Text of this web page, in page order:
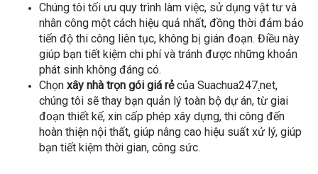
Chúng tôi tối ưu quy trình làm việc, sử dụng vật tư và
nhân công một cách hiệu quả nhất, đồng thời đảm bảo
tiến độ thi công liên tục, không bị gián đoạn. Điều này
giúp bạn tiết kiệm chi phí và tránh được những khoản
phát sinh không đáng có.
Chọn xây nhà trọn gói giá rẻcủa Suachua247.net,
chúng tôi sẽ thay bạn quản lý toàn bộ dự án, từ giai
đoạn thiết kế, xin cấp phép xây dựng, thi công đến
hoàn thiện nội thất, giúp nâng cao hiệu suất xử lý, giúp
bạn tiết kiệm thời gian, công sức.